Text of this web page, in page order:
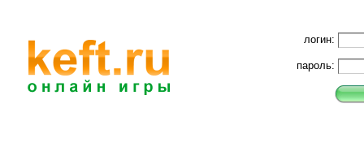
логин:
пароль: